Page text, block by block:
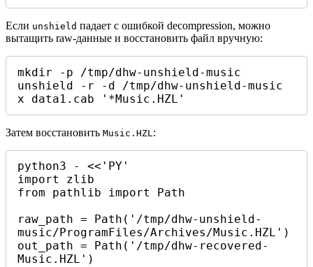
Если unshield падает с ошибкой decompression, можно
вытащить raw-данные и восстановить файл вручную:
mkdir -p /tmp/dhw-unshield-music
unshield -r -d /tmp/dhw-unshield-music
x data1.cab '*Music.HZL'
Затем восстановить Music.HZL :
python3 - <<'PY'
import zlib
from pathlib import Path
raw_path = Path('/tmp/dhw-unshield-
music/ProgramFiles/Archives/Music.HZL')
out_path = Path('/tmp/dhw-recovered-
Music.HZL')